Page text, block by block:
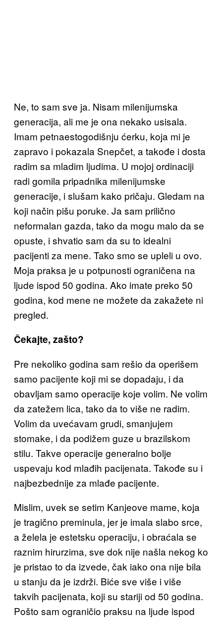
Ne, to sam sve ja. Nisam milenijumska
generacija, ali me je ona nekako usisala.
Imam petnaestogodišnju ćerku, koja mi je
zapravo i pokazala Snepčet, a takođe i dosta
radim sa mladim ljudima. U mojoj ordinaciji
radi gomila pripadnika milenijumske
generacije, i slušam kako pričaju. Gledam na
koji način pišu poruke. Ja sam prilično
neformalan gazda, tako da mogu malo da se
opuste, i shvatio sam da su to idealni
pacijenti za mene. Tako smo se upleli u ovo.
Moja praksa je u potpunosti ograničena na
ljude ispod 50 godina. Ako imate preko 50
godina, kod mene ne možete da zakažete ni
pregled.
Čekajte, zašto?
Pre nekoliko godina sam rešio da operišem
samo pacijente koji mi se dopadaju, i da
obavljam samo operacije koje volim. Ne volim
da zatežem lica, tako da to više ne radim.
Volim da uvećavam grudi, smanjujem
stomake, i da podižem guze u brazilskom
stilu. Takve operacije generalno bolje
uspevaju kod mlađih pacijenata. Takođe su i
najbezbednije za mlađe pacijente.
Mislim, uvek se setim Kanjeove mame, koja
je tragično preminula, jer je imala slabo srce,
a želela je estetsku operaciju, i obraćala se
raznim hirurzima, sve dok nije našla nekog ko
je pristao to da izvede, čak iako ona nije bila
u stanju da je izdrži. Biće sve više i više
takvih pacijenata, koji su stariji od 50 godina.
Pošto sam ograničio praksu na ljude ispod